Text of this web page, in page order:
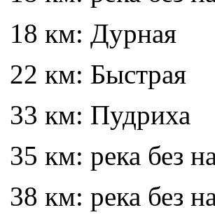
18 км: Дурная
22 км: Быстрая
33 км: Пудриха
35 км: река без
38 км: река без